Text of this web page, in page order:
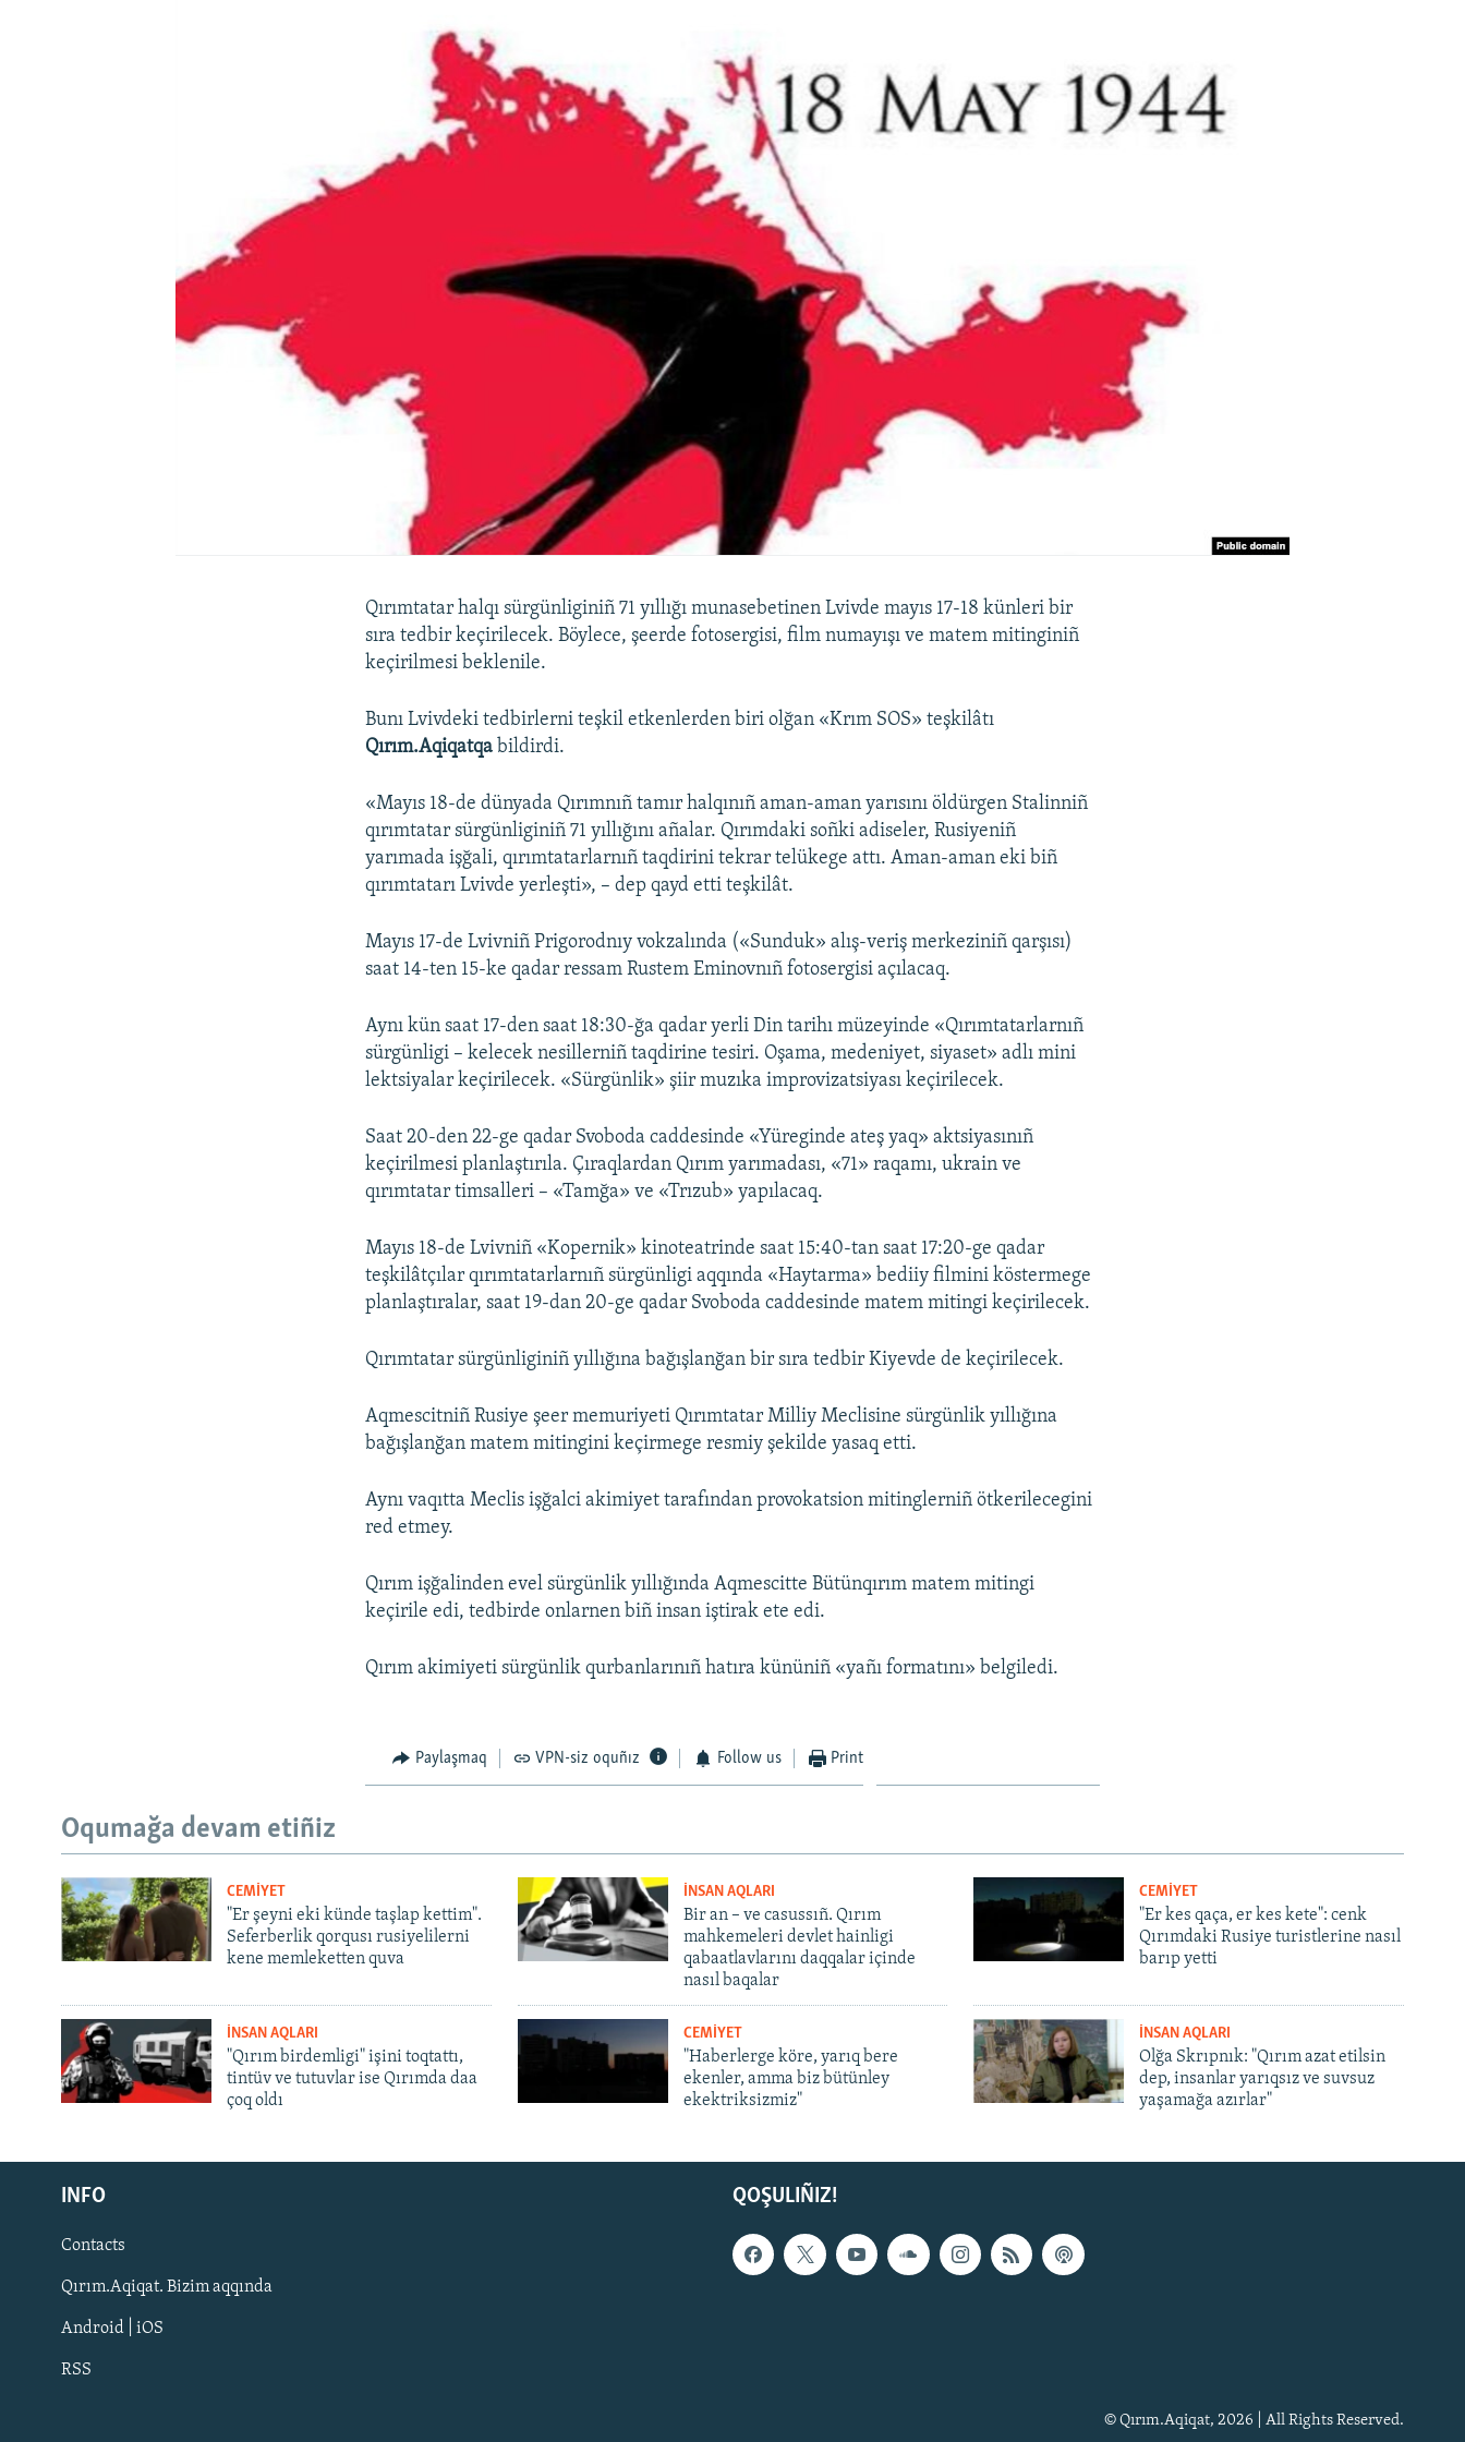
Русский
Українською
QOŞULIÑIZ!
Qırımtatar halqı sürgünliginiñ 71 yıllığı munasebetinen Lvivde mayıs 17-18 künleri bir
sıra tedbir keçirilecek. Böylece, şeerde fotosergisi, film numayışı ve matem mitinginiñ
keçirilmesi beklenile.
Bunı Lvivdeki tedbirlerni teşkil etkenlerden biri olğan «Krım SOS» teşkilâtı
Qırım.Aqiqatqa bildirdi.
«Mayıs 18-de dünyada Qırımnıñ tamır halqınıñ aman-aman yarısını öldürgen Stalinniñ
qırımtatar sürgünliginiñ 71 yıllığını añalar. Qırımdaki soñki adiseler, Rusiyeniñ
yarımada işğali, qırımtatarlarnıñ taqdirini tekrar telükege attı. Aman-aman eki biñ
qırımtatarı Lvivde yerleşti», – dep qayd etti teşkilât.
Mayıs 17-de Lvivniñ Prigorodnıy vokzalında («Sunduk» alış-veriş merkeziniñ qarşısı)
saat 14-ten 15-ke qadar ressam Rustem Eminovnıñ fotosergisi açılacaq.
Aynı kün saat 17-den saat 18:30-ğa qadar yerli Din tarihı müzeyinde «Qırımtatarlarnıñ
sürgünligi – kelecek nesillerniñ taqdirine tesiri. Oşama, medeniyet, siyaset» adlı mini
lektsiyalar keçirilecek. «Sürgünlik» şiir muzıka improvizatsiyası keçirilecek.
Saat 20-den 22-ge qadar Svoboda caddesinde «Yüreginde ateş yaq» aktsiyasınıñ
keçirilmesi planlaştırıla. Çıraqlardan Qırım yarımadası, «71» raqamı, ukrain ve
qırımtatar timsalleri – «Tamğa» ve «Trızub» yapılacaq.
Mayıs 18-de Lvivniñ «Kopernik» kinoteatrinde saat 15:40-tan saat 17:20-ge qadar
teşkilâtçılar qırımtatarlarnıñ sürgünligi aqqında «Haytarma» bediiy filmini köstermege
planlaştıralar, saat 19-dan 20-ge qadar Svoboda caddesinde matem mitingi keçirilecek.
Qırımtatar sürgünliginiñ yıllığına bağışlanğan bir sıra tedbir Kiyevde de keçirilecek.
Aqmescitniñ Rusiye şeer memuriyeti Qırımtatar Milliy Meclisine sürgünlik yıllığına
bağışlanğan matem mitingini keçirmege resmiy şekilde yasaq etti.
Aynı vaqıtta Meclis işğalci akimiyet tarafından provokatsion mitinglerniñ ötkerilecegini
red etmey.
Qırım işğalinden evel sürgünlik yıllığında Aqmescitte Bütünqırım matem mitingi
keçirile edi, tedbirde onlarnen biñ insan iştirak ete edi.
Qırım akimiyeti sürgünlik qurbanlarınıñ hatıra kününiñ «yañı formatını» belgiledi.
Paylaşmaq VPN-siz oquñız Follow us Print
Oqumağa devam etiñiz
CEMİYET
"Er şeyni eki künde taşlap kettim".
Seferberlik qorqusı rusiyelilerni
kene memleketten quva
İNSAN AQLARI
Bir an – ve casussıñ. Qırım
mahkemeleri devlet hainligi
qabaatlavlarını daqqalar içinde
nasıl baqalar
CEMİYET
"Er kes qaça, er kes kete": cenk
Qırımdaki Rusiye turistlerine nasıl
barıp yetti
İNSAN AQLARI
"Qırım birdemligi" işini toqtattı,
tintüv ve tutuvlar ise Qırımda daa
çoq oldı
CEMİYET
"Haberlerge köre, yarıq bere
ekenler, amma biz bütünley
ekektriksizmiz"
İNSAN AQLARI
Olğa Skrıpnık: "Qırım azat etilsin
dep, insanlar yarıqsız ve suvsuz
yaşamağa azırlar"
QOŞULIÑIZ!
INFO
Contacts
Qırım.Aqiqat. Bizim aqqında
Android | iOS
RSS
© Qırım.Aqiqat, 2026 | All Rights Reserved.